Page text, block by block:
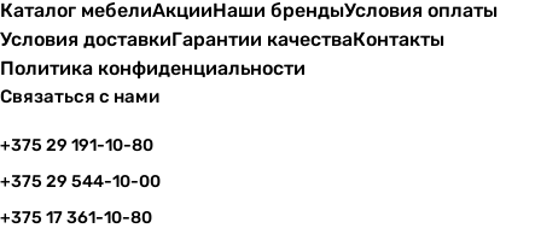
Каталог мебелиАкцииНаши брендыУсловия оплаты
Условия доставкиГарантии качестваКонтакты
Политика конфиденциальности
Связаться с нами
+375 29 191-10-80
+375 29 544-10-00
+375 17 361-10-80